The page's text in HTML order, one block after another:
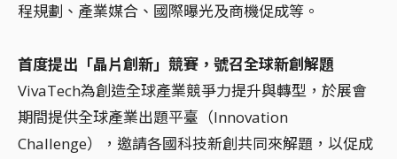
程規劃、產業媒合、國際曝光及商機促成等。
首度提出「晶片創新」競賽，號召全球新創解題
VivaTech為創造全球產業競爭力提升與轉型，於展會
期間提供全球產業出題平臺（Innovation
Challenge），邀請各國科技新創共同來解題，以促成